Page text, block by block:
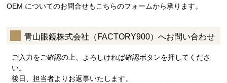
OEM についてのお問合せもこちらのフォームから承ります。
青山眼鏡株式会社（FACTORY900）へお問い合わせ
ご入力をご確認の上、よろしければ確認ボタンを押してくださ
い。
後日、担当者よりお返事いたします。